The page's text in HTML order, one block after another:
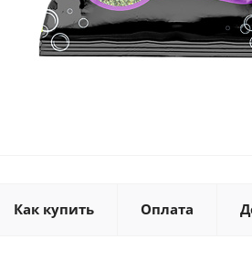
Как купить Оплата